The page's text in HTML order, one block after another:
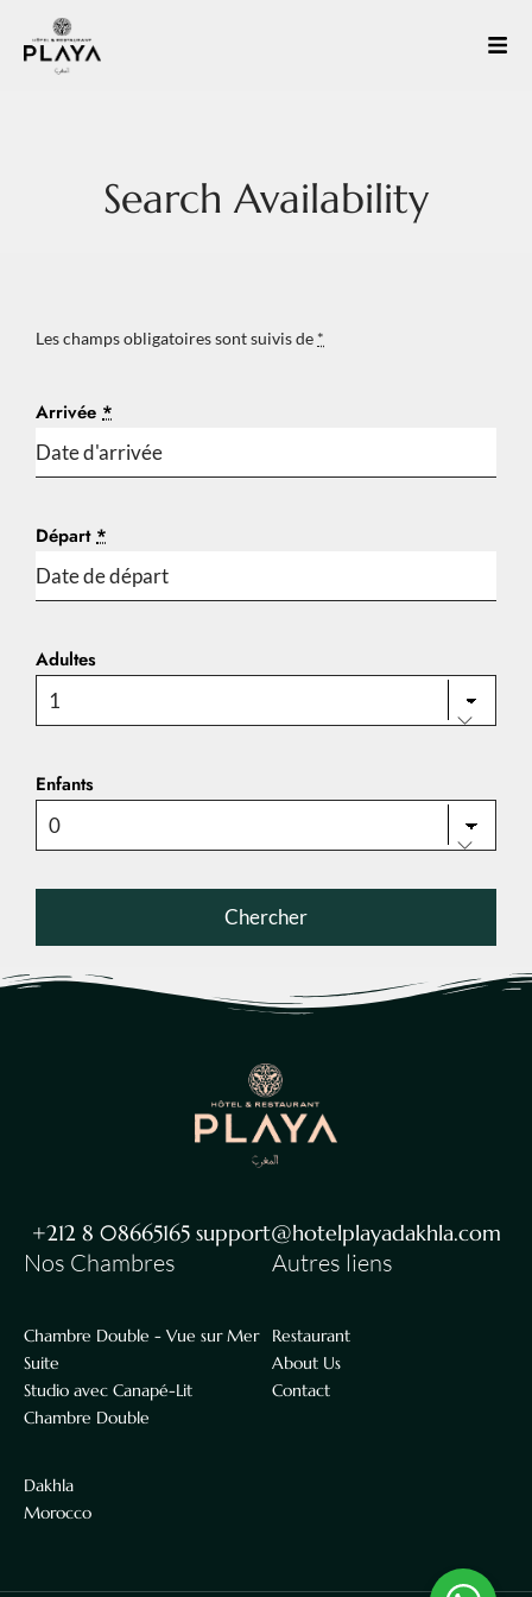
Search Availability
Les champs obligatoires sont suivis de *
Arrivée *
Départ*
Adultes
Enfants
+212 8 08665165 support@hotelplayadakhla.com
Nos Chambres
Chambre Double - Vue sur Mer
Suite
Studio avec Canapé-Lit
Chambre Double
Dakhla
Morocco
Autres liens
Restaurant
About Us
Contact